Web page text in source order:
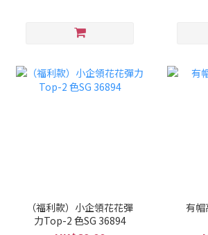
（福利款）小企領花花彈
力Top-2 色SG 36894
有帽